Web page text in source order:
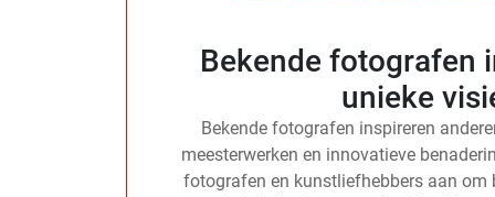
Bekende fotografen
unieke
Bekende fotografen inspireren
meesterwerken en innovatieve
fotografen en kunstliefhebbers aan om